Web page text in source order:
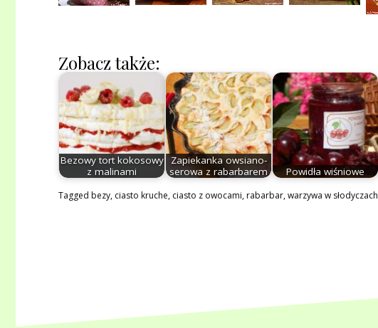
Zobacz także:
Bezowy tort kokosowy
z malinami
Zapiekanka owsiano-
serowa z rabarbarem
Powidła wiśniowe
Tagged bezy, ciasto kruche, ciasto z owocami,rabarbar,warzywa w słodyczach